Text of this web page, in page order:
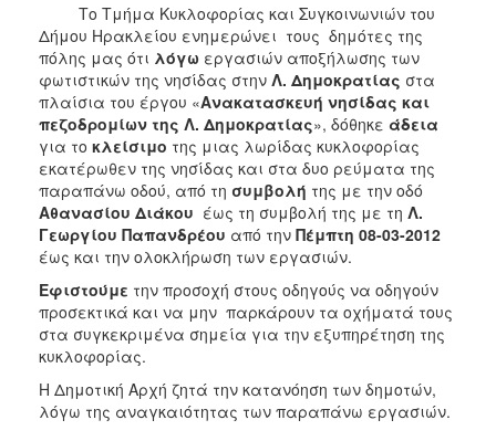
2021
2020
2019
2018
2017
2016
2015
2013
2012
2011
2010
2006
Το Τμήμα Κυκλοφορίας και Συγκοινωνιών του
Δήμου Ηρακλείου ενημερώνει τους δημότες της
πόλης μας ότι λόγω εργασιών αποξήλωσης των
φωτιστικών της νησίδας στην Λ. Δημοκρατίας στα
πλαίσια του έργου «Ανακατασκευή νησίδας και
πεζοδρομίων της Λ. Δημοκρατίας», δόθηκε άδεια
για το κλείσιμο της μιας λωρίδας κυκλοφορίας
εκατέρωθεν της νησίδας και στα δυο ρεύματα της
παραπάνω οδού, από τη συμβολή της με την οδό
Αθανασίου Διάκου έως τη συμβολή της με τη Λ.
Γεωργίου Παπανδρέου από την Πέμπτη 08-03-2012
έως και την ολοκλήρωση των εργασιών.
Εφιστούμε την προσοχή στους οδηγούς να οδηγούν
προσεκτικά και να μην παρκάρουν τα οχήματά τους
στα συγκεκριμένα σημεία για την εξυπηρέτηση της
κυκλοφορίας.
Η Δημοτική Αρχή ζητά την κατανόηση των δημοτών,
λόγω της αναγκαιότητας των παραπάνω εργασιών.